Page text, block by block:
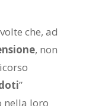
che, ad
, non
”
nella loro